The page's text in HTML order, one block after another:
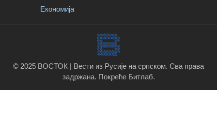
Економија
© 2025 ВОСТОК | Вести из Русије на српском. Сва права
задржана. Покреће Битлаб.